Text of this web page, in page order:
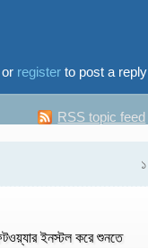
registerto post a reply
RSS topic feed
১
ইনস্টল করে শুনতে